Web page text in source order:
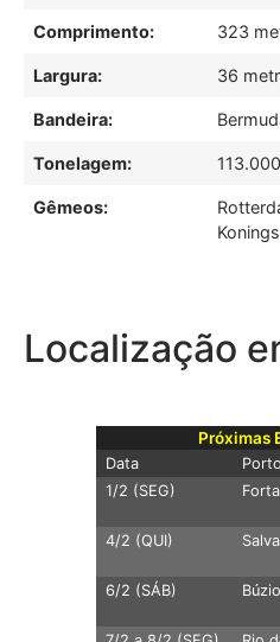
Comprimento: 323
Largura: 36
Bandeira:
Tonelagem: 113.000
Gêmeos:
Localização
Próximas
Data Porto
1/2 (SEG)
4/2 (QUI)
6/2 (SÁB)